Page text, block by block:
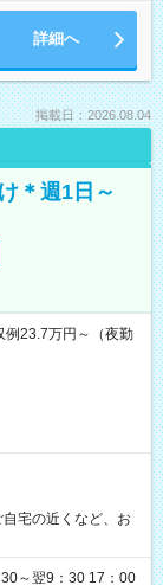
詳細へ
掲載日：2026.08.04
＊週1日～
23.7万円～（夜勤
宅の近くなど、お
～翌9：30 17：00